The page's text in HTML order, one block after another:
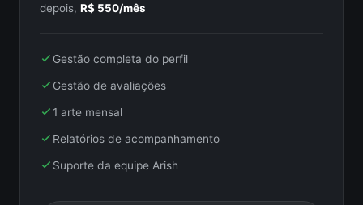
depois, R$ 550/mês
Gestão completa do perfil
Gestão de avaliações
1 arte mensal
Relatórios de acompanhamento
Suporte da equipe Arish